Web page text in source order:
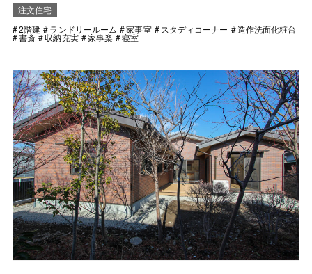
注文住宅
2階建
ランドリールーム 家事室 スタディコーナー 造作洗面化粧台
書斎 収納充実 家事楽 寝室